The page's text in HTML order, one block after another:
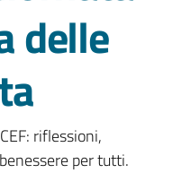
delle
riflessioni,
per tutti.